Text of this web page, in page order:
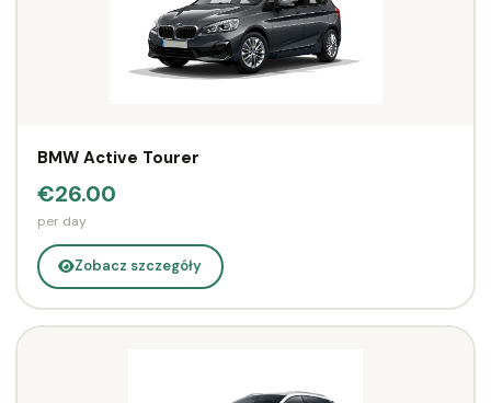
BMW Active Tourer
€26.00
per day
Zobacz szczegóły